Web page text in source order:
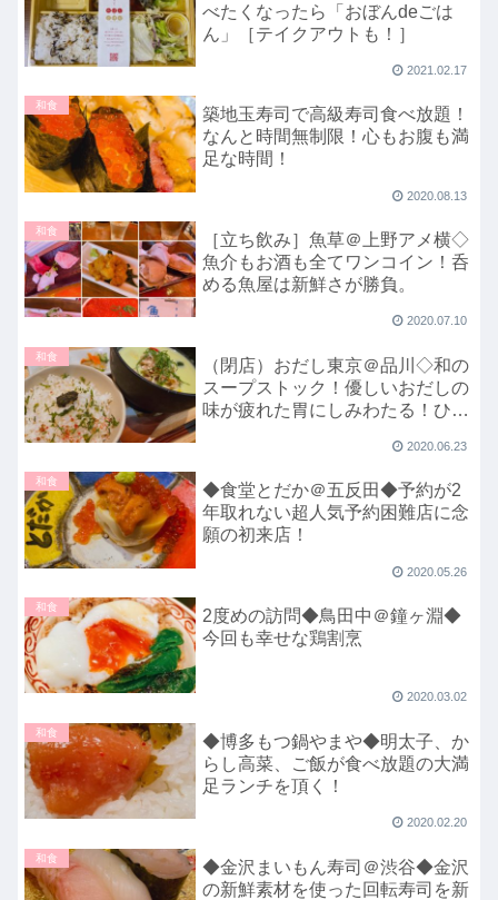
べたくなったら「おぼんdeごは
ん」［テイクアウトも！］
2021.02.17
和食
築地玉寿司で高級寿司食べ放題！
なんと時間無制限！心もお腹も満
足な時間！
2020.08.13
和食
［立ち飲み］魚草＠上野アメ横◇
魚介もお酒も全てワンコイン！呑
める魚屋は新鮮さが勝負。
2020.07.10
和食
（閉店）おだし東京＠品川◇和の
スープストック！優しいおだしの
味が疲れた胃にしみわたる！ひと
2020.06.23
和食
◆食堂とだか＠五反田◆予約が2
年取れない超人気予約困難店に念
願の初来店！
2020.05.26
和食
2度めの訪問◆鳥田中＠鐘ヶ淵◆
今回も幸せな鶏割烹
2020.03.02
和食
◆博多もつ鍋やまや◆明太子、か
らし高菜、ご飯が食べ放題の大満
足ランチを頂く！
2020.02.20
和食
◆金沢まいもん寿司＠渋谷◆金沢
の新鮮素材を使った回転寿司を新